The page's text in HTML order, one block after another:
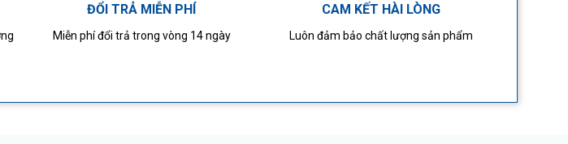
ĐỔI TRẢ MIỄN PHÍ
Miễn phí đổi trả trong vòng 14 ngày
CAM KẾT HÀI LÒNG
Luôn đảm bảo chất lượng sản phẩm